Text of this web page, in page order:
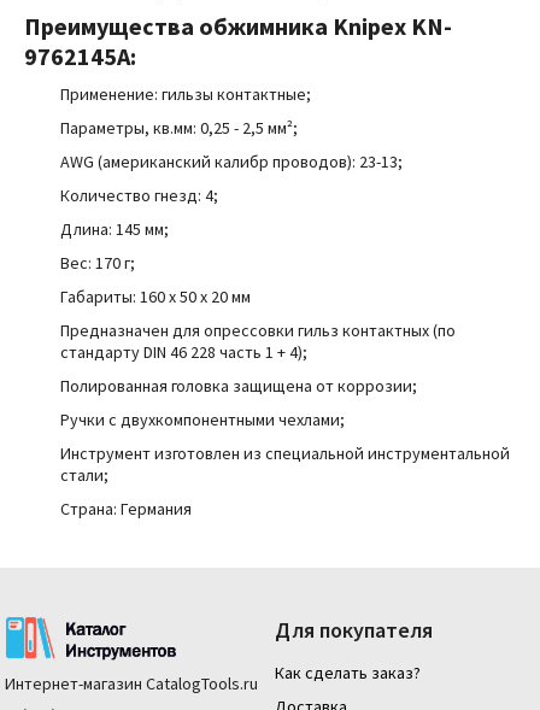
Преимущества обжимника Knipex KN-
9762145A:
Применение: гильзы контактные;
Параметры, кв.мм: 0,25 - 2,5 мм²;
AWG (американский калибр проводов): 23-13;
Количество гнезд: 4;
Длина: 145 мм;
Вес: 170 г;
Габариты: 160 x 50 x 20 мм
Предназначен для опрессовки гильз контактных (по
стандарту DIN 46 228 часть 1 + 4);
Полированная головка защищена от коррозии;
Ручки с двухкомпонентными чехлами;
Инструмент изготовлен из специальной инструментальной
стали;
Страна: Германия
Интернет-магазин CatalogTools.ru
Для покупателя
Как сделать заказ?